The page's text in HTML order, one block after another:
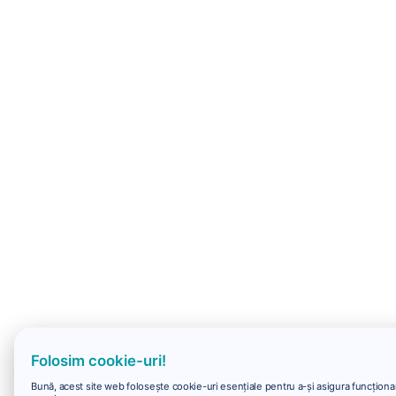
Folosim cookie-uri!
Bună, acest site web folosește cookie-uri esențiale pentru a-și asigura